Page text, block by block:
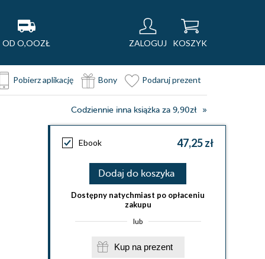
OD O,OOZŁ ZALOGUJ KOSZYK
Pobierz aplikację Bony Podaruj prezent
Codziennie inna książka za 9,90zł
Ebook 47,25 zł
Dodaj do koszyka
Dostępny natychmiast po opłaceniu
zakupu
lub
Kup na prezent